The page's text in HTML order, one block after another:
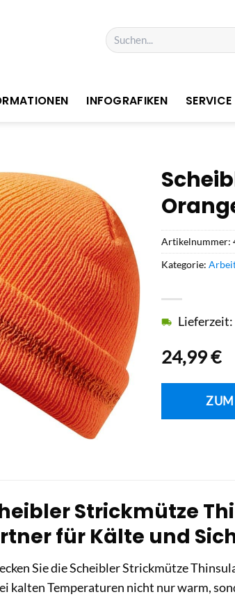
Suchen
nach:
INFOGRAFIKEN SERVICE
24,99€
Lieferzeit:
ZUM
Artikelnummer:
Kategorie:
Strickmütze
für Kälte und
Sie die Scheibler Strickmütze
kalten Temperaturen nicht nur warm,